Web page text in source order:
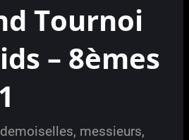
Tournoi
– 8èmes
messieurs,